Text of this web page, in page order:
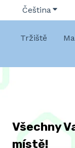
Čeština
Tržiště
Všechny
místě!